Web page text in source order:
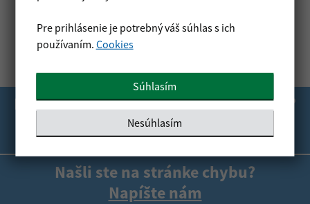
Boli tieto informácie pre vás užitočné?
Áno
Boli tieto informácie
Nie
Boli tieto
Našli ste na stránke chybu?
Napíšte nám
Pre prihlásenie je potrebný váš súhlas s ich
používaním. Cookies
Súhlasím
Nesúhlasím